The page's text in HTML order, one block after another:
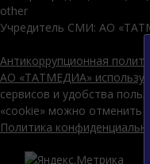
other
Учредитель СМИ: АО
Антикоррупционная
АО «ТАТМЕДИА»
сервисов и удобства
«cookie» можно отменить в
Политика